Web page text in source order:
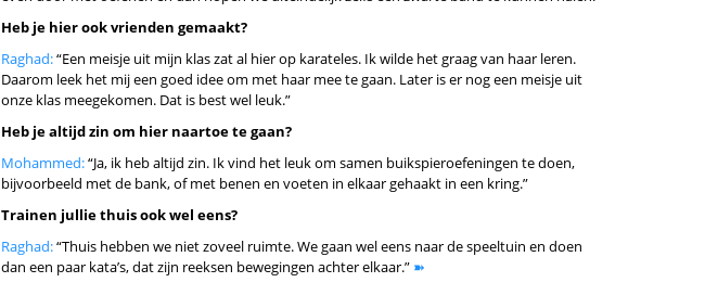
Heb je hier ook vrienden gemaakt?
Raghad:“Een meisje uit mijn klas zat al hier op karateles. Ik wilde het graag van haar leren.
Daarom leek het mij een goed idee om met haar mee te gaan. Later is er nog een meisje uit
onze klas meegekomen. Dat is best wel leuk.”
Heb je altijd zin om hier naartoe te gaan?
Mohammed:“Ja, ik heb altijd zin. Ik vind het leuk om samen buikspieroefeningen te doen,
bijvoorbeeld met de bank, of met benen en voeten in elkaar gehaakt in een kring.”
Trainen jullie thuis ook wel eens?
Raghad:“Thuis hebben we niet zoveel ruimte. We gaan wel eens naar de speeltuin en doen
dan een paar kata’s, dat zijn reeksen bewegingen achter elkaar.” ➽